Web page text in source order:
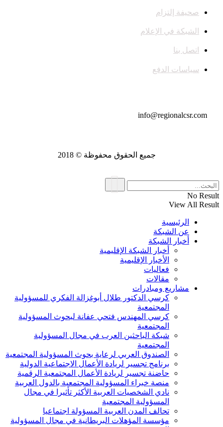
صحيفة إلتزام
الشبكة في الإعلام
اتصل بنا
سياسات الدفع
جميع الحقوق محفوظة © 2018
No Result
View All Result
الرئيسية
عن الشبكة
أخبار الشبكة
أخبار الشبكة الإقليمية
الأخبار الإقليمية
فعاليات
مقالات
مشاريع ومبادرات
كرسي الدكتور طلال أبوغزالة الفكري للمسؤولية
المجتمعية
كرسي المهندس فتحي عفانة لبحوث المسؤولية
المجتمعية
شبكة الباحثين العرب في مجال المسؤولية
المجتمعية
الصندوق العربي لرعاية بحوث المسؤولية المجتمعية
برنامج تجسير لريادة الأعمال الاجتماعية الدولية
حاضنة تجسير لريادة الأعمال المجتمعية الرقمية
منصة خبراء المسؤولية المجتمعية بالدول العربية
نادي الشخصيات العربية الأكثر تأثيرا في مجال
المسؤولية المجتمعية
تحالف المدن العربية المسؤولة اجتماعيا
مؤسسة المؤهلات البريطانية في مجال المسؤولية